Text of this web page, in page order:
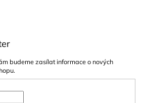
budeme zasílat informace o nových